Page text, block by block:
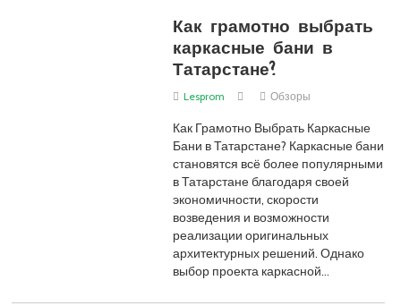
Как грамотно выбрать
каркасные бани в
Татарстане?
Lesprom Обзоры
Как Грамотно Выбрать Каркасные
Бани в Татарстане? Каркасные бани
становятся всё более популярными
в Татарстане благодаря своей
экономичности, скорости
возведения и возможности
реализации оригинальных
архитектурных решений. Однако
выбор проекта каркасной…